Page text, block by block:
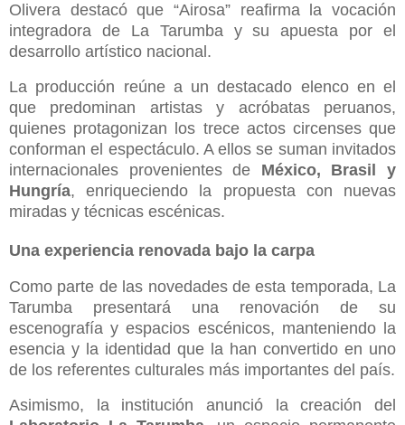
Olivera destacó que “Airosa” reafirma la vocación
integradora de La Tarumba y su apuesta por el
desarrollo artístico nacional.
La producción reúne a un destacado elenco en el
que predominan artistas y acróbatas peruanos,
quienes protagonizan los trece actos circenses que
conforman el espectáculo. A ellos se suman invitados
internacionales provenientes de México, Brasil y
Hungría, enriqueciendo la propuesta con nuevas
miradas y técnicas escénicas.
Una experiencia renovada bajo la carpa
Como parte de las novedades de esta temporada, La
Tarumba presentará una renovación de su
escenografía y espacios escénicos, manteniendo la
esencia y la identidad que la han convertido en uno
de los referentes culturales más importantes del país.
Asimismo, la institución anunció la creación del